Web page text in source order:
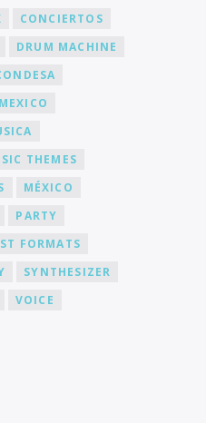
CONCIERTOS
DRUM MACHINE
MEXICO
THEMES
MÉXICO
PARTY
FORMATS
SYNTHESIZER
VOICE